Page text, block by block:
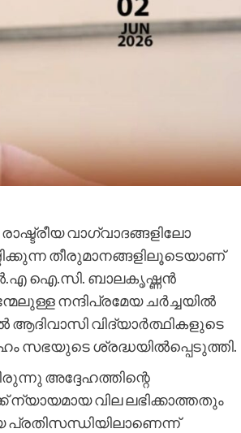
വാഗ്വാദങ്ങളിലോ
തീരുമാനങ്ങളിലൂടെയാണ്
ഐ.സി. ബാലകൃഷ്ണൻ
നന്ദിപ്രമേയ ചർച്ചയിൽ
ആദിവാസി വിദ്യാർത്ഥികളുടെ
സഭയുടെ ശ്രദ്ധയിൽപ്പെടുത്തി.
അദ്ദേഹത്തിന്റെ
വില ലഭിക്കാത്തതും
പ്രതിസന്ധിയിലാണെന്ന്